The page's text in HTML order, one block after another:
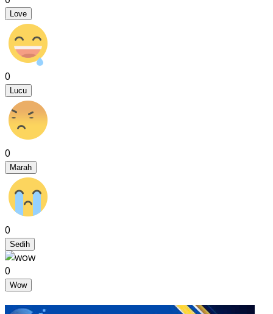
Love
0
Lucu
0
Marah
0
Sedih
0
Wow